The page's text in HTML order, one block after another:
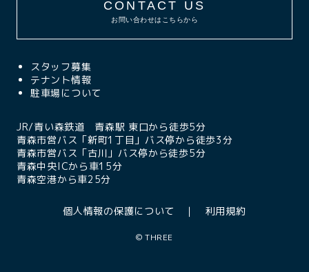
CONTACT US
お問い合わせはこちらから
スタッフ募集
テナント情報
駐車場について
JR/青い森鉄道 青森駅 東口から徒歩5分
青森市営バス「新町1丁目」バス停から徒歩3分
青森市営バス「古川」バス停から徒歩5分
青森中央ICから車15分
青森空港から車25分
個人情報の保護について 利用規約
©THREE